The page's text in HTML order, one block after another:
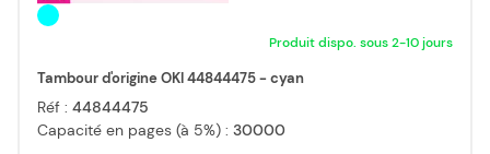
Produit dispo. sous 2-10 jours
Tambour d'origine OKI 44844475 - cyan
Réf : 44844475
Capacité en pages (à 5%) : 30000